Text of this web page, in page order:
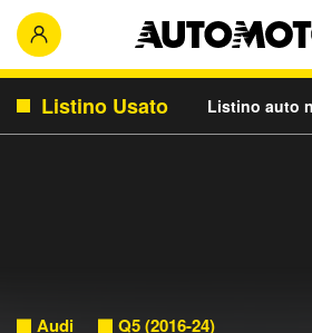
Listino Usato Listino auto
Audi Q5 (2016-24)